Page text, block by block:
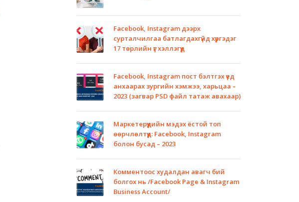
Facebook, Instagram дээрх
сурталчилгаа батлагдахгүйд хүргэдэг
17 төрлийн үг хэллэгүүд
Facebook, Instagram пост бэлтгэх үед
анхаарах зургийн хэмжээ, харьцаа –
2023 (загвар PSD файл татаж авахаар)
Маркетерүүдийн мэдэх ёстой топ
өөрчлөлтүүд: Facebook, Instagram
болон бусад – 2023
Комментоос худалдан авагч бий
болгох нь /Facebook Page & Instagram
Business Account/